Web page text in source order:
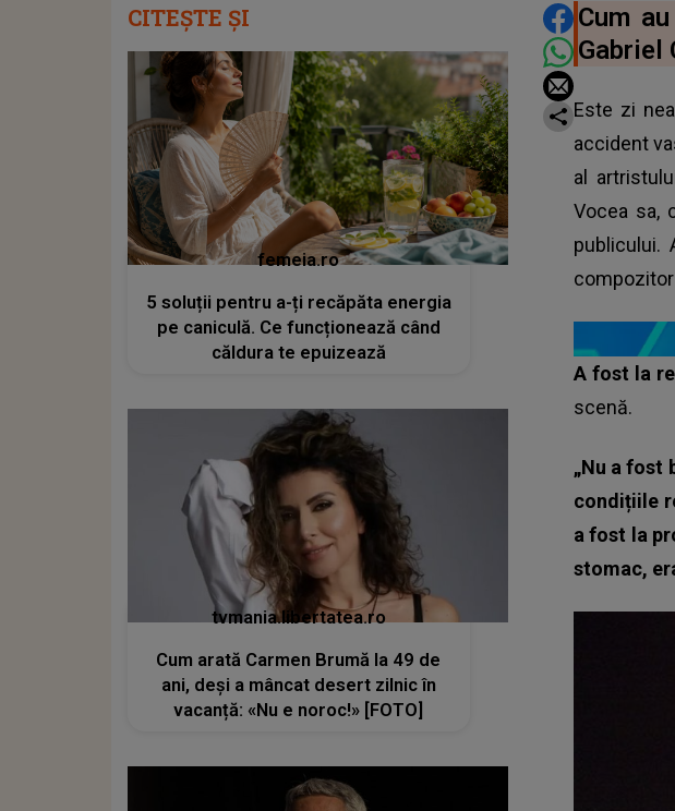
Cum
Gabriel
Este zi
accident
al
Vocea sa,
publicului.
A fost la
scenă.
„Nu a fost
condițiile
a fost la
stomac,
CITEȘTE ȘI
femeia.ro
5 soluții pentru a-ți recăpăta energia
pe caniculă. Ce funcționează când
căldura te epuizează
tvmania.libertatea.ro
Cum arată Carmen Brumă la 49 de
ani, deși a mâncat desert zilnic în
vacanță: «Nu e noroc!» [FOTO]